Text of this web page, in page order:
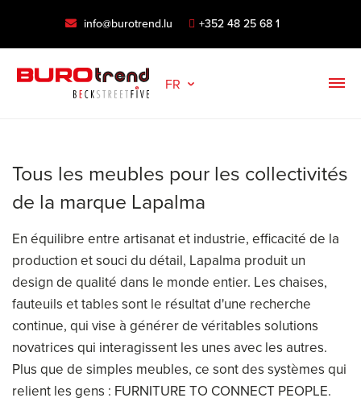
info@burotrend.lu +352 48 25 68 1
FR
Tous les meubles pour les collectivités
de la marque Lapalma
En équilibre entre artisanat et industrie, efficacité de la
production et souci du détail, Lapalma produit un
design de qualité dans le monde entier. Les chaises,
fauteuils et tables sont le résultat d'une recherche
continue, qui vise à générer de véritables solutions
novatrices qui interagissent les unes avec les autres.
Plus que de simples meubles, ce sont des systèmes qui
relient les gens : FURNITURE TO CONNECT PEOPLE.